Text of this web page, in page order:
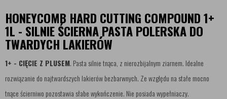
HONEYCOMB HARD CUTTING COMPOUND 1+
1L - SILNIE ŚCIERNA PASTA POLERSKA DO
TWARDYCH LAKIERÓW
1+ - CIĘCIE Z PLUSEM. Pasta silnie tnąca, z nierozbijalnym ziarnem. Idealne
rozwiązanie do najtwardszych lakierów bezbarwnych. Ze względu na stałe mocno
tnące ścierniwo pozostawia słabe wykończenie. Nie posiada wypełniaczy.